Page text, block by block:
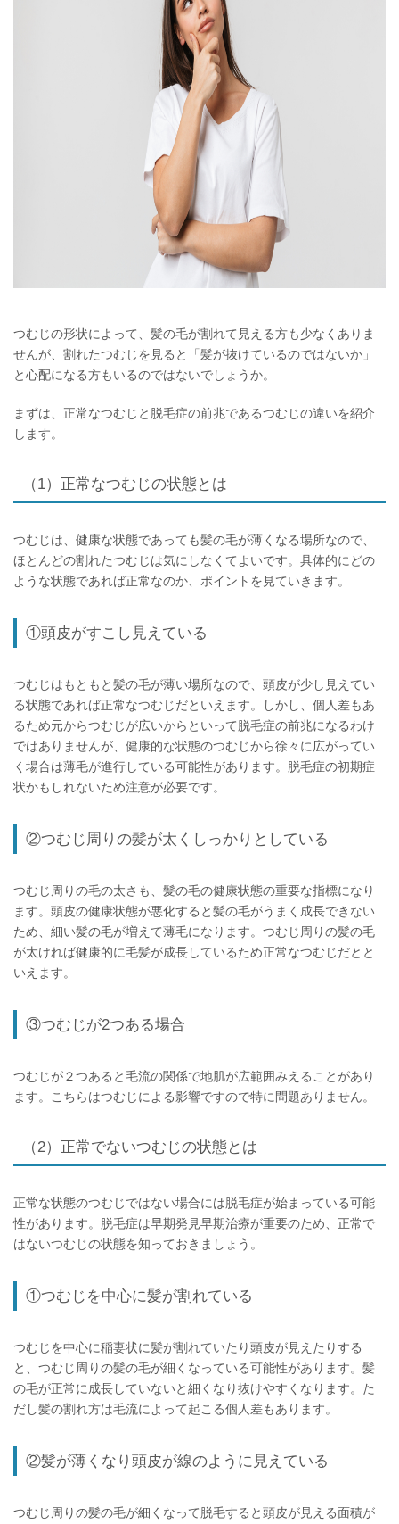
つむじの形状によって、髪の毛が割れて見える方も少なくありま
せんが、割れたつむじを見ると「髪が抜けているのではないか」
と心配になる方もいるのではないでしょうか。
まずは、正常なつむじと脱毛症の前兆であるつむじの違いを紹介
します。
（1）正常なつむじの状態とは
つむじは、健康な状態であっても髪の毛が薄くなる場所なので、
ほとんどの割れたつむじは気にしなくてよいです。具体的にどの
ような状態であれば正常なのか、ポイントを見ていきます。
①頭皮がすこし見えている
つむじはもともと髪の毛が薄い場所なので、頭皮が少し見えてい
る状態であれば正常なつむじだといえます。しかし、個人差もあ
るため元からつむじが広いからといって脱毛症の前兆になるわけ
ではありませんが、健康的な状態のつむじから徐々に広がってい
く場合は薄毛が進行している可能性があります。脱毛症の初期症
状かもしれないため注意が必要です。
②つむじ周りの髪が太くしっかりとしている
つむじ周りの毛の太さも、髪の毛の健康状態の重要な指標になり
ます。頭皮の健康状態が悪化すると髪の毛がうまく成長できない
ため、細い髪の毛が増えて薄毛になります。つむじ周りの髪の毛
が太ければ健康的に毛髪が成長しているため正常なつむじだとと
いえます。
③つむじが2つある場合
つむじが２つあると毛流の関係で地肌が広範囲みえることがあり
ます。こちらはつむじによる影響ですので特に問題ありません。
（2）正常でないつむじの状態とは
正常な状態のつむじではない場合には脱毛症が始まっている可能
性があります。脱毛症は早期発見早期治療が重要のため、正常で
はないつむじの状態を知っておきましょう。
①つむじを中心に髪が割れている
つむじを中心に稲妻状に髪が割れていたり頭皮が見えたりする
と、つむじ周りの髪の毛が細くなっている可能性があります。髪
の毛が正常に成長していないと細くなり抜けやすくなります。た
だし髪の割れ方は毛流によって起こる個人差もあります。
②髪が薄くなり頭皮が線のように見えている
つむじ周りの髪の毛が細くなって脱毛すると頭皮が見える面積が